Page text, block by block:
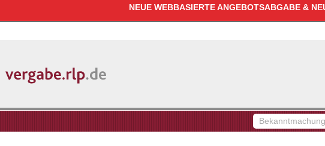
NEUE WEBBASIERTE ANGEBOTSABGABE &
finden